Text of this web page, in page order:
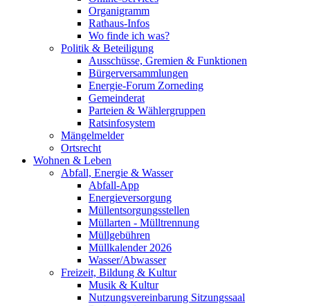
Organigramm
Rathaus-Infos
Wo finde ich was?
Politik & Beteiligung
Ausschüsse, Gremien & Funktionen
Bürgerversammlungen
Energie-Forum Zorneding
Gemeinderat
Parteien & Wählergruppen
Ratsinfosystem
Mängelmelder
Ortsrecht
Wohnen & Leben
Abfall, Energie & Wasser
Abfall-App
Energieversorgung
Müllentsorgungsstellen
Müllarten - Mülltrennung
Müllgebühren
Müllkalender 2026
Wasser/Abwasser
Freizeit, Bildung & Kultur
Musik & Kultur
Nutzungsvereinbarung Sitzungssaal